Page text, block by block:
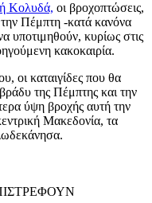
Κολυδά, οι βροχοπτώσεις,
την Πέμπτη -κατά κανόνα
υποτιμηθούν, κυρίως στις
κακοκαιρία.
οι καταιγίδες που θα
της Πέμπτης και την
ύψη βροχής αυτή την
Μακεδονία, τα